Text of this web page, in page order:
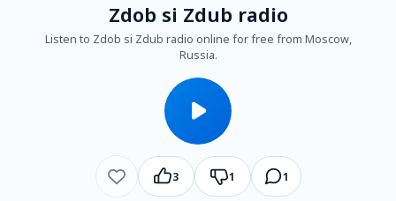
Zdob si Zdub radio
Listen to Zdob si Zdub radio online for free from Moscow,
Russia.
3 1 1